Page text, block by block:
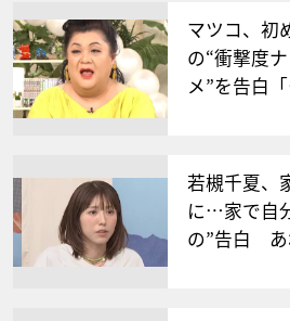
マツコ、初
の“衝撃度
メ”を告白
若槻千夏、
に…家で自
の”告白